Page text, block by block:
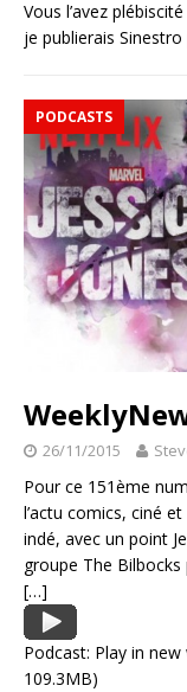
Vous l’avez
je publierais
PODCASTS
26/11/2015
Pour ce 151ème
l’actu comics, ciné
indé, avec un point
groupe The
[…]
Podcast: Play in
109.3MB)